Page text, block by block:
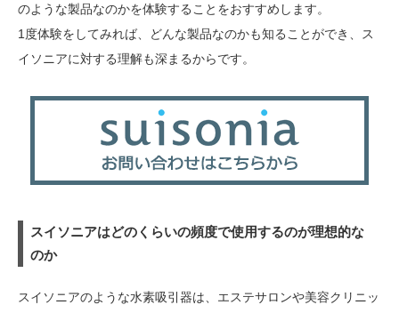
のような製品なのかを体験することをおすすめします。
1度体験をしてみれば、どんな製品なのかも知ることができ、ス
イソニアに対する理解も深まるからです。
スイソニアはどのくらいの頻度で使用するのが理想的な
のか
スイソニアのような水素吸引器は、エステサロンや美容クリニッ